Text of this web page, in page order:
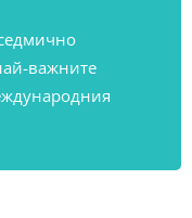
важните